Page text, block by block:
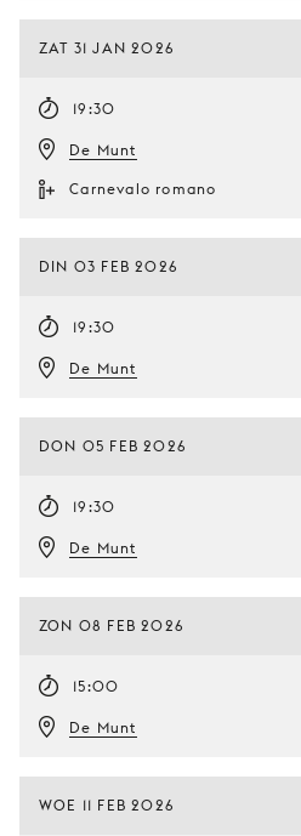
ZAT 31 JAN 2026
19:30
De Munt
Carnevalo romano
DIN 03 FEB 2026
19:30
De Munt
DON 05 FEB 2026
19:30
De Munt
ZON 08 FEB 2026
15:00
De Munt
WOE 11 FEB 2026